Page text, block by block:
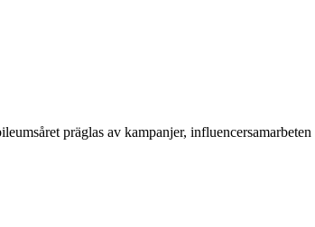
präglas av kampanjer, influencersamarbeten